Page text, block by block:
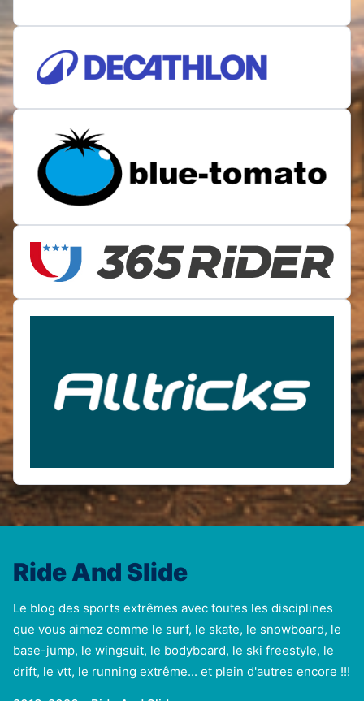
Ride And Slide
Le blog des sports extrêmes avec toutes les disciplines
que vous aimez comme le surf, le skate, le snowboard, le
base-jump, le wingsuit, le bodyboard, le ski freestyle, le
drift, le vtt, le running extrême... et plein d'autres encore !!!